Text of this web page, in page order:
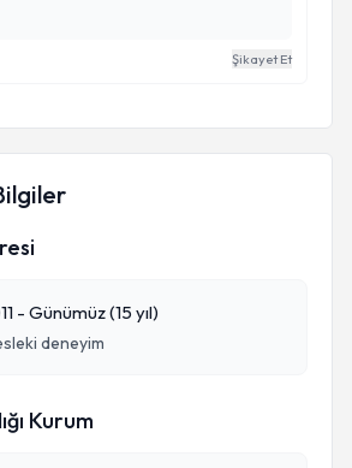
ve yapmamam gereken
kolit rahatsızlığım tespit
Alican Yeşilyurt
Şikayet Et
- Günümüz (15 yıl)
deneyim
Kurum